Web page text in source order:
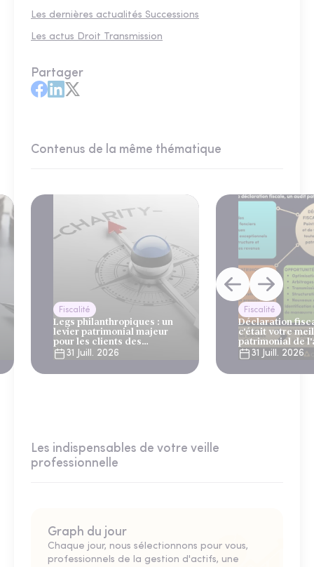
Les dernières actualités Successions
Les actus Droit Transmission
Partager
Contenus de la même thématique
Fiscalité
Legs philanthropiques : un
levier patrimonial majeur
pour les clients des
gestionnaires de patrimoine
et des banques privées
31 Juill. 2026
Fiscalité
Déclaration
c'était votre
patrimonial de
31 Juill. 2026
Les indispensables de votre veille
professionnelle
Graph du jour
Chaque jour, nous sélectionnons pour vous,
professionnels de la gestion d'actifs, une